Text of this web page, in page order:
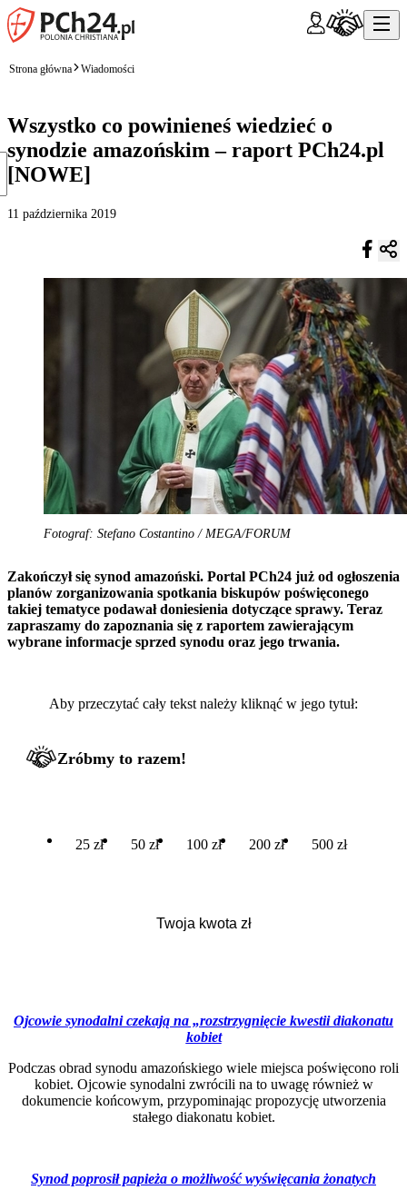
Strona główna Wiadomości
Wszystko co powinieneś wiedzieć o
synodzie amazońskim – raport PCh24.pl
[NOWE]
11 października 2019
Fotograf: Stefano Costantino / MEGA/FORUM
Zakończył się synod amazoński. Portal PCh24 już od ogłoszenia
planów zorganizowania spotkania biskupów poświęconego
takiej tematyce podawał doniesienia dotyczące sprawy. Teraz
zapraszamy do zapoznania się z raportem zawierającym
wybrane informacje sprzed synodu oraz jego trwania.
Aby przeczytać cały tekst należy kliknąć w jego tytuł:
Zróbmy to razem!
25 zł 50 zł 100 zł 200 zł 500 zł
Ojcowie synodalni czekają na „rozstrzygnięcie kwestiidiakonatu
kobiet
Podczas obrad synodu amazońskiego wiele miejsca poświęcono roli
kobiet. Ojcowie synodalni zwrócili na to uwagę również w
dokumencie końcowym, przypominając propozycję utworzenia
stałego diakonatu kobiet.
Synod poprosiłpapieża o możliwośćwyświęcania żonatych